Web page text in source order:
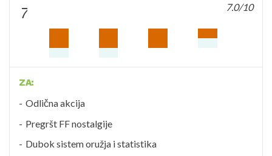
7 7.0/10
ZA:
Odlična akcija
Pregršt FF nostalgije
Dubok sistem oružja i statistika